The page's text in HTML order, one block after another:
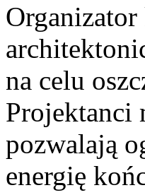
na celu
Projektanci
pozwalają
energię